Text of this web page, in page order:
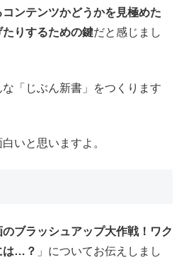
ンテンツかどうかを見極めた
りするための鍵だと感じまし
「じぶん新書」をつくります
いと思いますよ。
のブラッシュアップ大作戦！ワク
は…？ 」についてお伝えしまし